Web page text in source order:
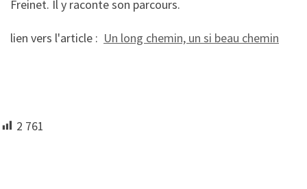
Freinet. Il y raconte son parcours.
lien vers l'article : Un long chemin, un si beau chemin
2 761